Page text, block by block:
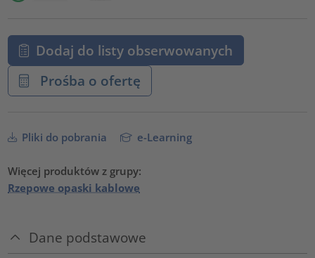
Dodaj do listy obserwowanych
Prośba o ofertę
Pliki do pobrania e-Learning
Więcej produktów z grupy:
Rzepowe opaski kablowe
Dane podstawowe